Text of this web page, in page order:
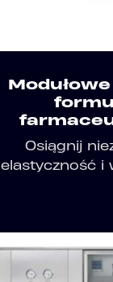
Osiągnij
elastyczność i